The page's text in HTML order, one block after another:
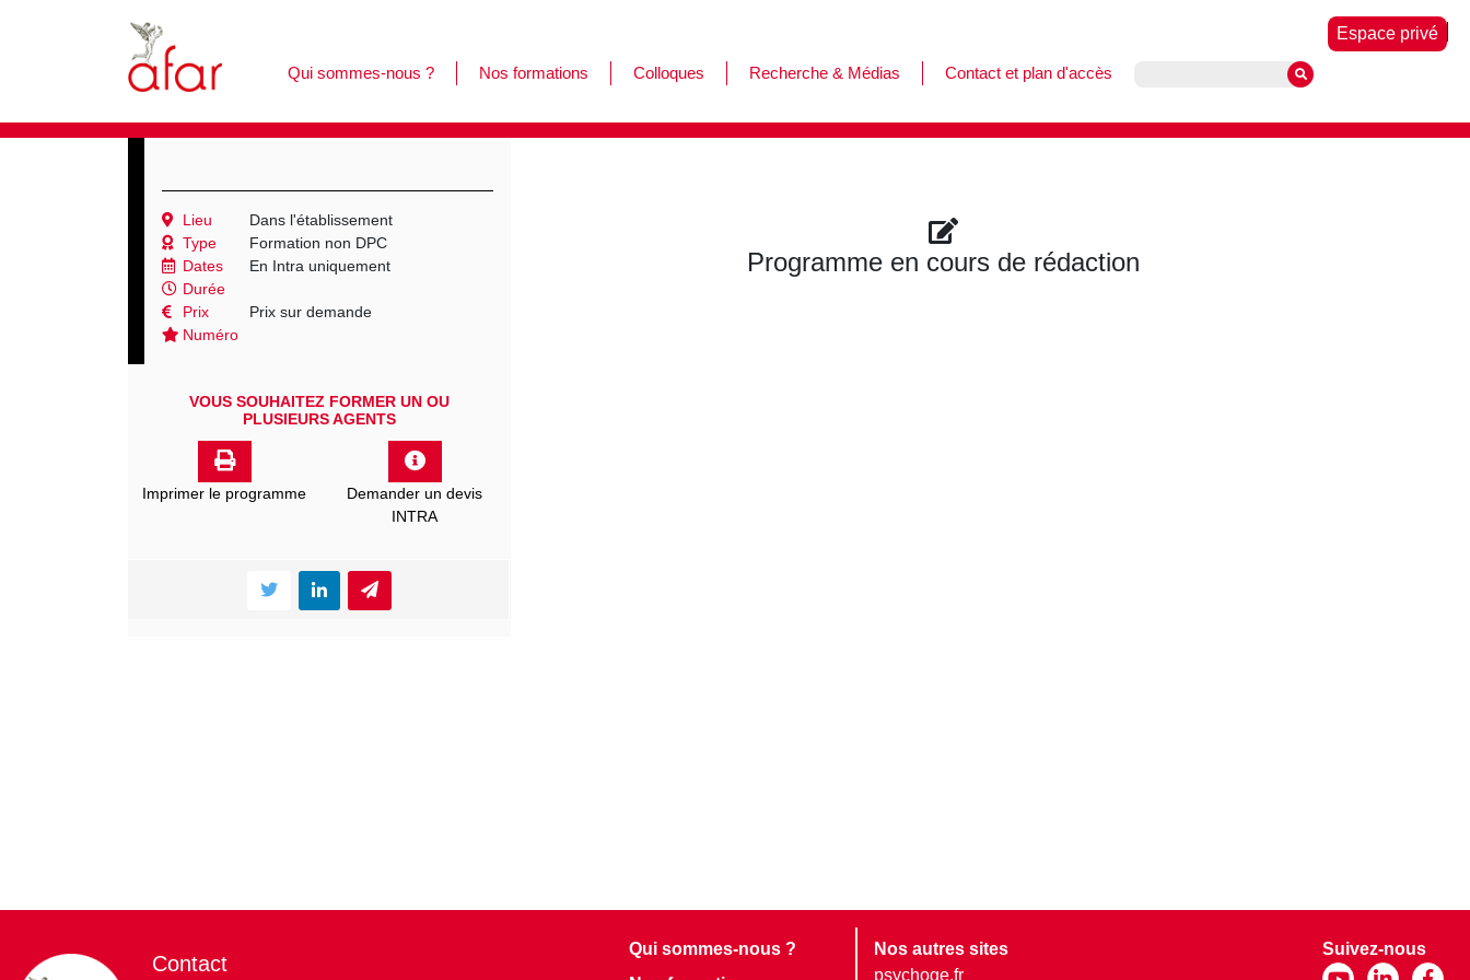
Qui sommes-nous ? Nos formations Colloques Recherche & Médias Contact et plan d'accès
Espace privé
Lieu
Dans l'établissement
Type
Formation non DPC
Dates
En Intra uniquement
Durée
Prix
Prix sur demande
Numéro
VOUS SOUHAITEZ FORMER UN OU
PLUSIEURS AGENTS
Imprimer le programme
Demander un devis
INTRA
Programme en cours de rédaction
Contact
Qui sommes-nous ?
Nos autres sites
psychoge.fr
Suivez-nous